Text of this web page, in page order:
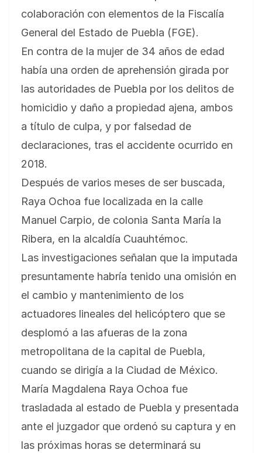
colaboración con elementos de la Fiscalía
General del Estado de Puebla (FGE).
En contra de la mujer de 34 años de edad
había una orden de aprehensión girada por
las autoridades de Puebla por los delitos de
homicidio y daño a propiedad ajena, ambos
a título de culpa, y por falsedad de
declaraciones, tras el accidente ocurrido en
2018.
Después de varios meses de ser buscada,
Raya Ochoa fue localizada en la calle
Manuel Carpio, de colonia Santa María la
Ribera, en la alcaldía Cuauhtémoc.
Las investigaciones señalan que la imputada
presuntamente habría tenido una omisión en
el cambio y mantenimiento de los
actuadores lineales del helicóptero que se
desplomó a las afueras de la zona
metropolitana de la capital de Puebla,
cuando se dirigía a la Ciudad de México.
María Magdalena Raya Ochoa fue
trasladada al estado de Puebla y presentada
ante el juzgador que ordenó su captura y en
las próximas horas se determinará su